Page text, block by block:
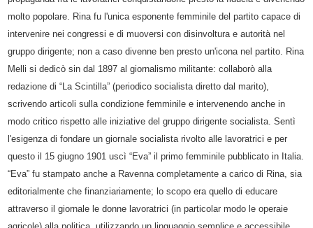
molto popolare. Rina fu l'unica esponente femminile del partito capace di
intervenire nei congressi e di muoversi con disinvoltura e autorità nel
gruppo dirigente; non a caso divenne ben presto un'icona nel partito. Rina
Melli si dedicò sin dal 1897 al giornalismo militante: collaborò alla
redazione di “La Scintilla” (periodico socialista diretto dal marito),
scrivendo articoli sulla condizione femminile e intervenendo anche in
modo critico rispetto alle iniziative del gruppo dirigente socialista. Sentì
l'esigenza di fondare un giornale socialista rivolto alle lavoratrici e per
questo il 15 giugno 1901 uscì “Eva” il primo femminile pubblicato in Italia.
“Eva” fu stampato anche a Ravenna completamente a carico di Rina, sia
editorialmente che finanziariamente; lo scopo era quello di educare
attraverso il giornale le donne lavoratrici (in particolar modo le operaie